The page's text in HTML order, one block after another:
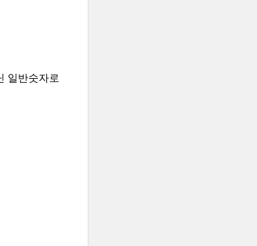
일반숫자로